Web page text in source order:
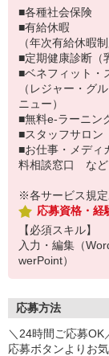
■各種社会保険
■有給休暇
（年次有給休暇
■定期健康診断（
■ベネフィット・
（レジャー・グ
ニュー）
■無料e-ラーニン
■スタッフサロン
■お仕事・メディ
料相談窓口 など
※各サービス規定
応募資格・経
【必須スキル】
入力・編集（
werPoint）
応募方法
＼24時間ご応募OK
応募ボタンよりお